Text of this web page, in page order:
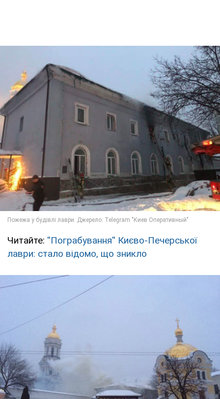
Читайте: ''Пограбування'' Києво-Печерської
лаври: стало відомо, що зникло